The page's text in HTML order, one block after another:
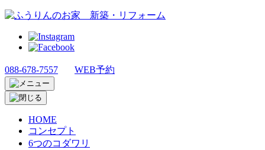
088-678-7557 WEB予約
HOME
コンセプト
6つのコダワリ